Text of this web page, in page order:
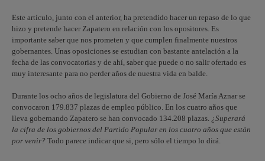
Este artículo, junto con el anterior, ha pretendido hacer un repaso de lo que
hizo y pretende hacer Zapatero en relación con los opositores. Es
importante saber que nos prometen y que cumplen finalmente nuestros
gobernantes. Unas oposiciones se estudian con bastante antelación a la
fecha de las convocatorias y de ahí, saber que puede o no salir ofertado es
muy interesante para no perder años de nuestra vida en balde.
Durante los ocho años de legislatura del Gobierno de José María Aznar se
convocaron 179.837 plazas de empleo público. En los cuatro años que
lleva gobernando Zapatero se han convocado 134.208 plazas. ¿Superará
la cifra de los gobiernos del Partido Popular en los cuatro años que están
por venir? Todo parece indicar que si, pero sólo el tiempo lo dirá.